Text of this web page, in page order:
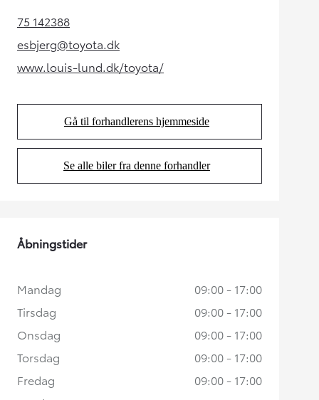
75 142388(Opens in new tab)
esbjerg@toyota.dk
(Opens in new tab)
www.louis-lund.dk/toyota/
(Opens in new tab)
Gå til forhandlerens hjemmeside
(Opens in new tab)
Se alle biler fra denne forhandler
(Opens in new tab)
Åbningstider
Mandag
09:00 - 17:00
Tirsdag
09:00 - 17:00
Onsdag
09:00 - 17:00
Torsdag
09:00 - 17:00
Fredag
09:00 - 17:00